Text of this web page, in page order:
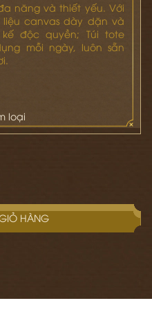
năng và thiết yếu. Với
canvas dày dặn và
độc quyền; Túi tote
mỗi ngày, luôn sẵn
loại
HÀNG